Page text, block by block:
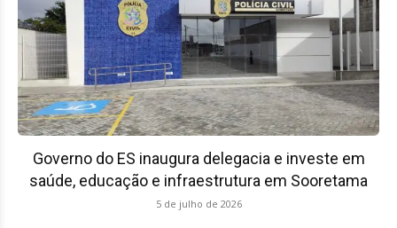
Governo do ES inaugura delegacia e investe em
saúde, educação e infraestrutura em Sooretama
5 de julho de 2026